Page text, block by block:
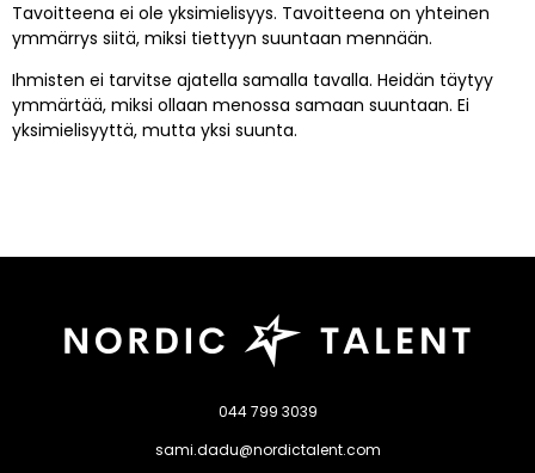
Tavoitteena ei ole yksimielisyys. Tavoitteena on yhteinen
ymmärrys siitä, miksi tiettyyn suuntaan mennään.
Ihmisten ei tarvitse ajatella samalla tavalla. Heidän täytyy
ymmärtää, miksi ollaan menossa samaan suuntaan. Ei
yksimielisyyttä, mutta yksi suunta.
044 799 3039
sami.dadu@nordictalent.com